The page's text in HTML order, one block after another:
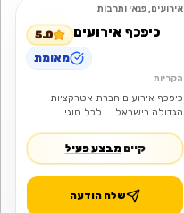
אירועים, פנאי ותרבות
כיפכף אירועים
5.0
מאומת
הקריות
כיפכף אירועים חברת אטרקציות
הגדולה בישראל ... לכל סוגי
מורשה משרד הביטחון שב"ס וצה"ל
קיים מבצע פעיל
שלח הודעה